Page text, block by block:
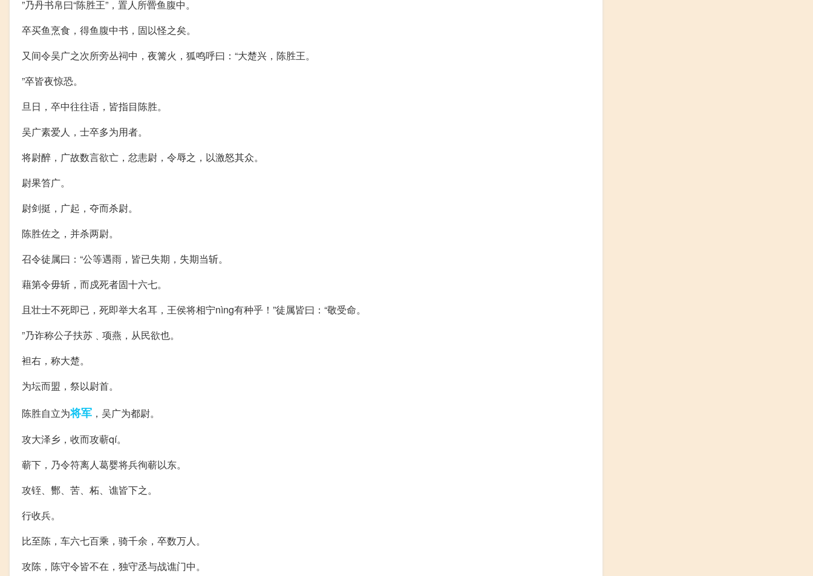
”乃丹书帛曰“陈胜王”，置人所罾鱼腹中。
卒买鱼烹食，得鱼腹中书，固以怪之矣。
又间令吴广之次所旁丛祠中，夜篝火，狐鸣呼曰：“大楚兴，陈胜王。
”卒皆夜惊恐。
旦日，卒中往往语，皆指目陈胜。
吴广素爱人，士卒多为用者。
将尉醉，广故数言欲亡，忿恚尉，令辱之，以激怒其众。
尉果笞广。
尉剑挺，广起，夺而杀尉。
陈胜佐之，并杀两尉。
召令徒属曰：“公等遇雨，皆已失期，失期当斩。
藉第令毋斩，而戍死者固十六七。
且壮士不死即已，死即举大名耳，王侯将相宁nìng有种乎！”徒属皆曰：“敬受命。
”乃诈称公子扶苏﹑项燕，从民欲也。
袒右，称大楚。
为坛而盟，祭以尉首。
陈胜自立为将军 ，吴广为都尉。
攻大泽乡，收而攻蕲qí。
蕲下，乃令符离人葛婴将兵徇蕲以东。
攻铚、酂、苦、柘、谯皆下之。
行收兵。
比至陈，车六七百乘，骑千余，卒数万人。
攻陈，陈守令皆不在，独守丞与战谯门中。